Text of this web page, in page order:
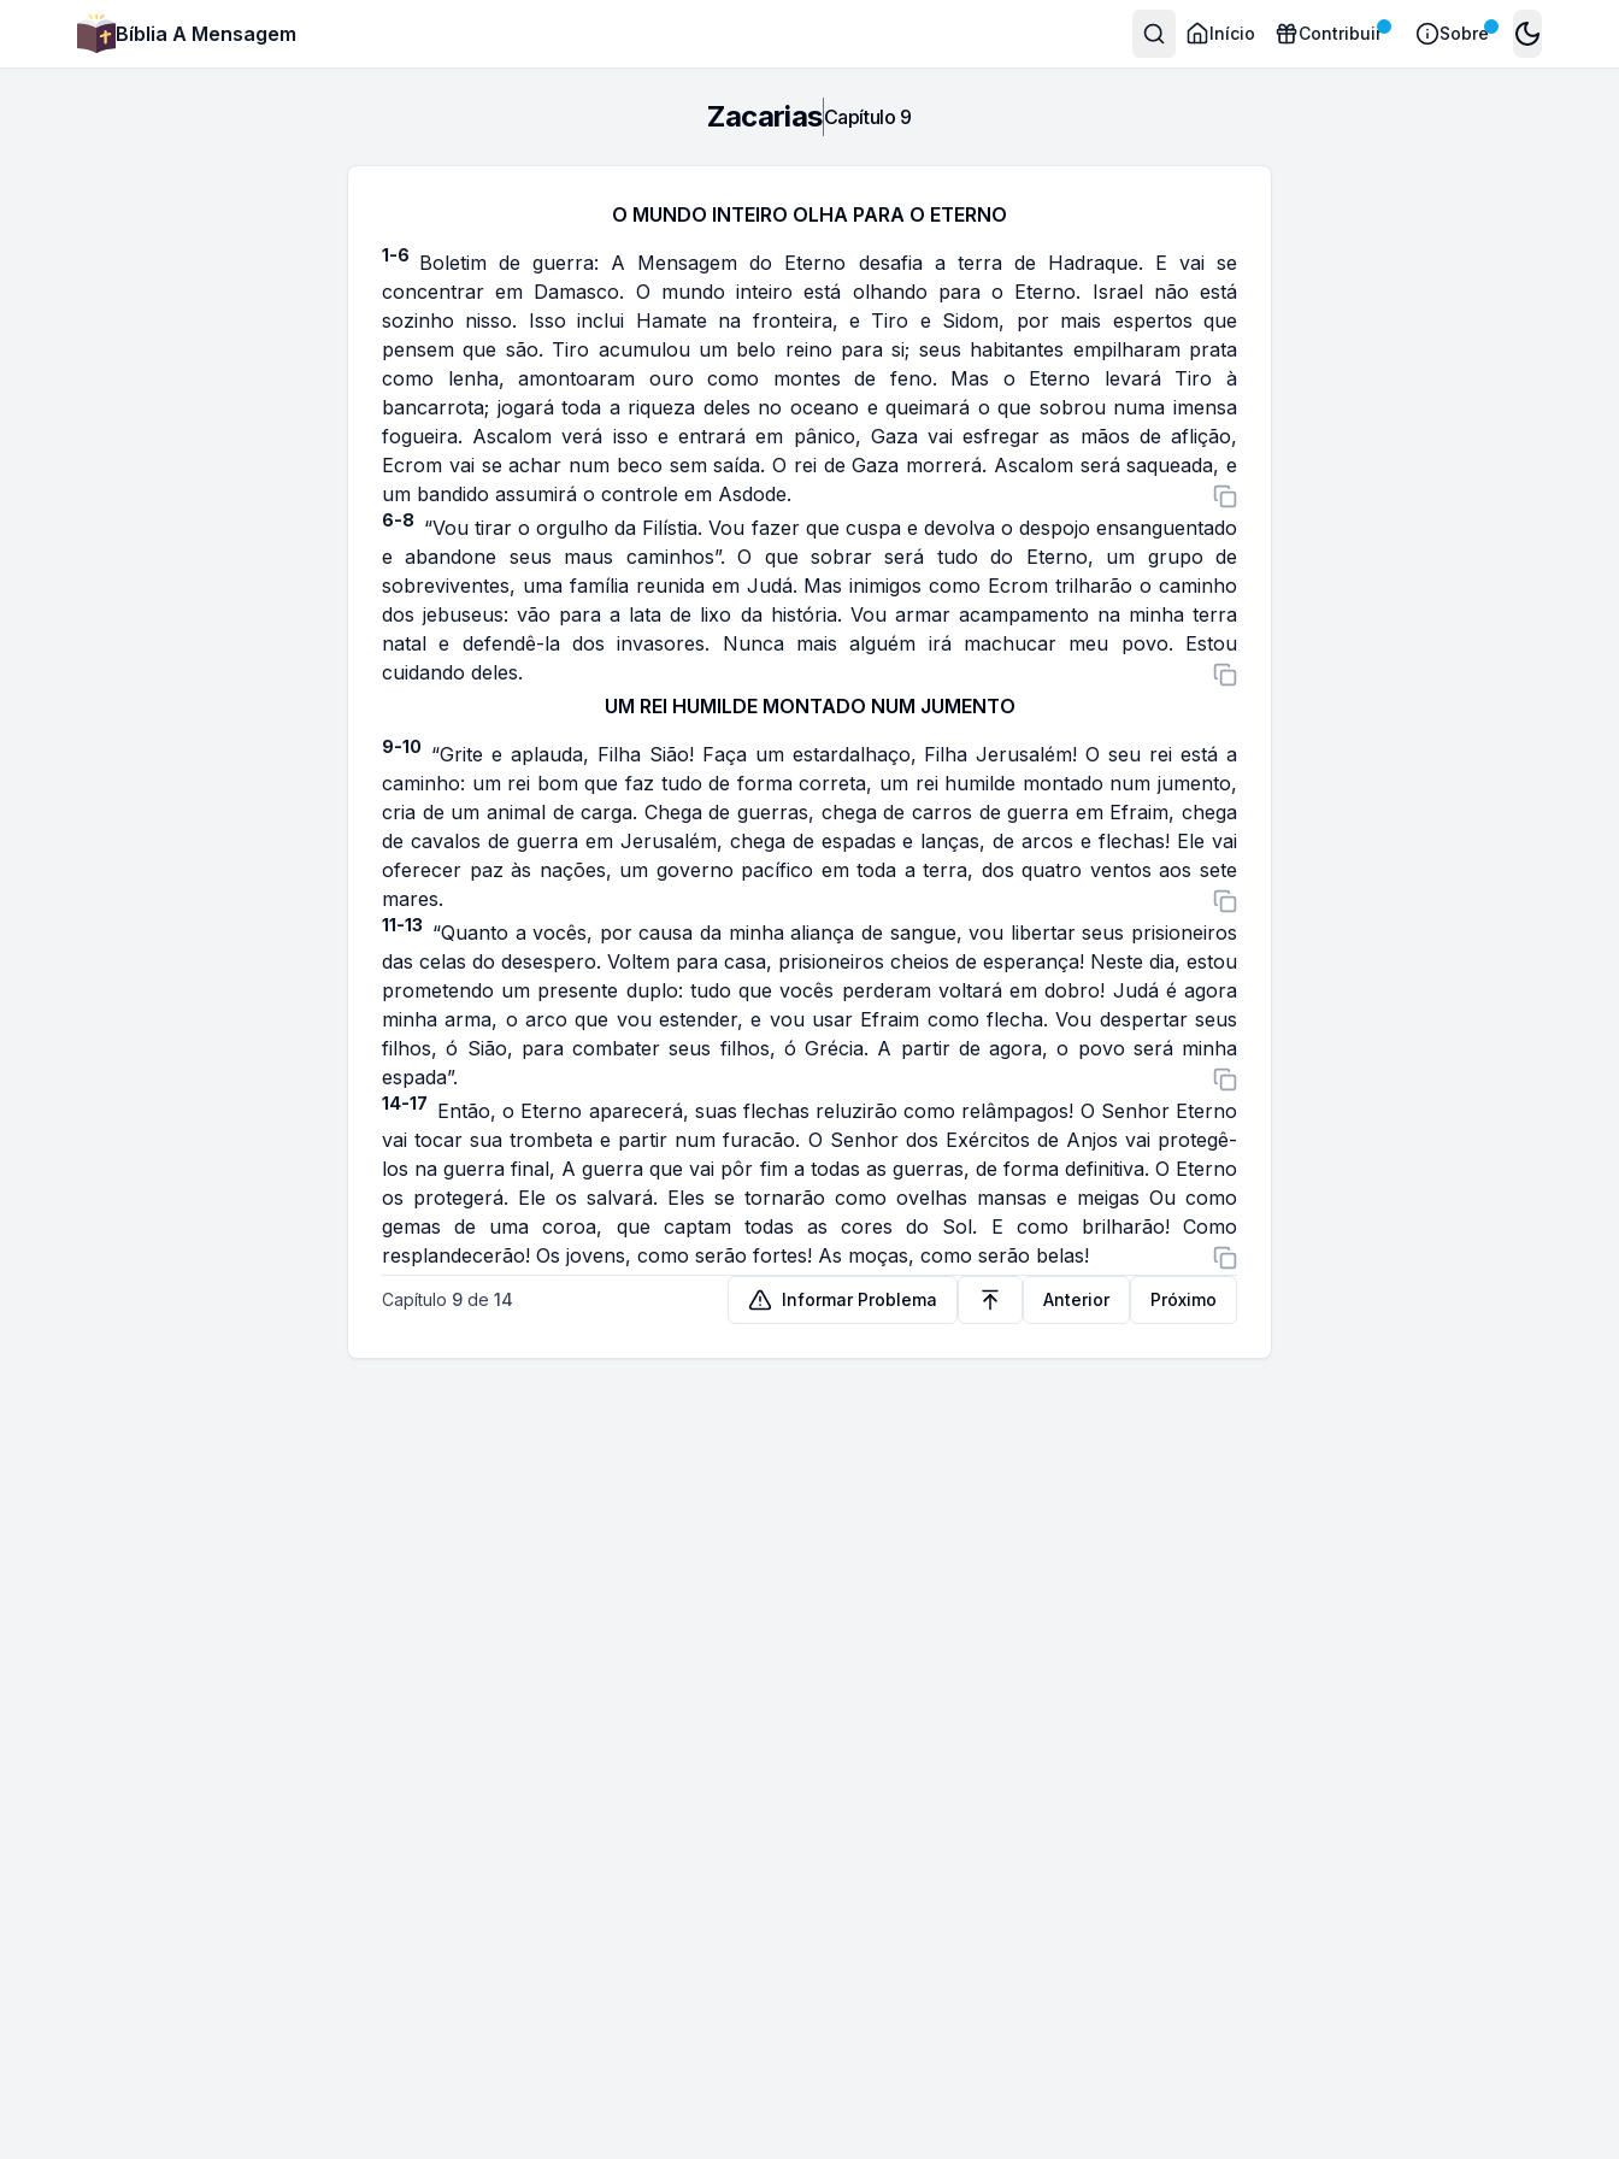
Bíblia A Mensagem Início Contribuir Sobre
Toggle
ZacariasCapítulo 9
O MUNDO INTEIRO OLHA PARA O ETERNO
1-6 Boletim de guerra: A Mensagem do Eterno desafia a terra de Hadraque. E vai se
concentrar em Damasco. O mundo inteiro está olhando para o Eterno. Israel não está
sozinho nisso. Isso inclui Hamate na fronteira, e Tiro e Sidom, por mais espertos que
pensem que são. Tiro acumulou um belo reino para si; seus habitantes empilharam prata
como lenha, amontoaram ouro como montes de feno. Mas o Eterno levará Tiro à
bancarrota; jogará toda a riqueza deles no oceano e queimará o que sobrou numa imensa
fogueira. Ascalom verá isso e entrará em pânico, Gaza vai esfregar as mãos de aflição,
Ecrom vai se achar num beco sem saída. O rei de Gaza morrerá. Ascalom será saqueada, e
um bandido assumirá o controle em Asdode.
6-8 “Vou tirar o orgulho da Filístia. Vou fazer que cuspa e devolva o despojo ensanguentado
e abandone seus maus caminhos”. O que sobrar será tudo do Eterno, um grupo de
sobreviventes, uma família reunida em Judá. Mas inimigos como Ecrom trilharão o caminho
dos jebuseus: vão para a lata de lixo da história. Vou armar acampamento na minha terra
natal e defendê-la dos invasores. Nunca mais alguém irá machucar meu povo. Estou
cuidando deles.
UM REI HUMILDE MONTADO NUM JUMENTO
9-10 “Grite e aplauda, Filha Sião! Faça um estardalhaço, Filha Jerusalém! O seu rei está a
caminho: um rei bom que faz tudo de forma correta, um rei humilde montado num jumento,
cria de um animal de carga. Chega de guerras, chega de carros de guerra em Efraim, chega
de cavalos de guerra em Jerusalém, chega de espadas e lanças, de arcos e flechas! Ele vai
oferecer paz às nações, um governo pacífico em toda a terra, dos quatro ventos aos sete
mares.
11-13 “Quanto a vocês, por causa da minha aliança de sangue, vou libertar seus prisioneiros
das celas do desespero. Voltem para casa, prisioneiros cheios de esperança! Neste dia, estou
prometendo um presente duplo: tudo que vocês perderam voltará em dobro! Judá é agora
minha arma, o arco que vou estender, e vou usar Efraim como flecha. Vou despertar seus
filhos, ó Sião, para combater seus filhos, ó Grécia. A partir de agora, o povo será minha
espada”.
14-17 Então, o Eterno aparecerá, suas flechas reluzirão como relâmpagos! O Senhor Eterno
vai tocar sua trombeta e partir num furacão. O Senhor dos Exércitos de Anjos vai protegê-
los na guerra final, A guerra que vai pôr fim a todas as guerras, de forma definitiva. O Eterno
os protegerá. Ele os salvará. Eles se tornarão como ovelhas mansas e meigas Ou como
gemas de uma coroa, que captam todas as cores do Sol. E como brilharão! Como
resplandecerão! Os jovens, como serão fortes! As moças, como serão belas!
Capítulo 9 de 14 Informar Problema Anterior Próximo